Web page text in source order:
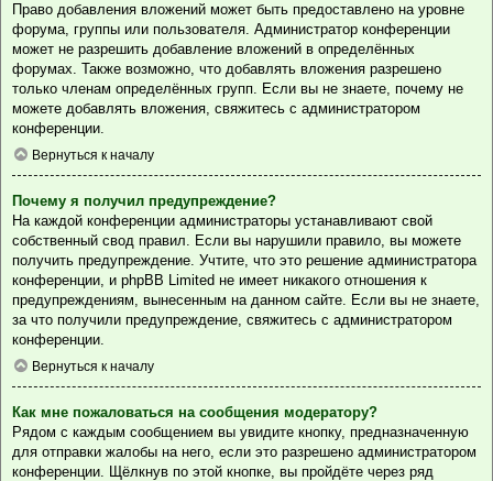
Право добавления вложений может быть предоставлено на уровне
форума, группы или пользователя. Администратор конференции
может не разрешить добавление вложений в определённых
форумах. Также возможно, что добавлять вложения разрешено
только членам определённых групп. Если вы не знаете, почему не
можете добавлять вложения, свяжитесь с администратором
конференции.
Вернуться к началу
Почему я получил предупреждение?
На каждой конференции администраторы устанавливают свой
собственный свод правил. Если вы нарушили правило, вы можете
получить предупреждение. Учтите, что это решение администратора
конференции, и phpBB Limited не имеет никакого отношения к
предупреждениям, вынесенным на данном сайте. Если вы не знаете,
за что получили предупреждение, свяжитесь с администратором
конференции.
Вернуться к началу
Как мне пожаловаться на сообщения модератору?
Рядом с каждым сообщением вы увидите кнопку, предназначенную
для отправки жалобы на него, если это разрешено администратором
конференции. Щёлкнув по этой кнопке, вы пройдёте через ряд